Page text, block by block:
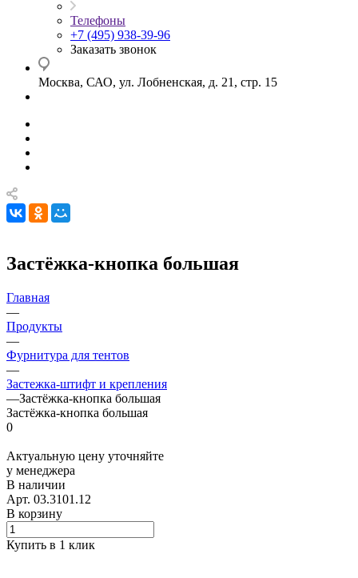
Телефоны
+7 (495) 938-39-96
Заказать звонок
Москва, САО, ул. Лобненская, д. 21, стр. 15
Застёжка-кнопка большая
Главная
—
Продукты
—
Фурнитура для тентов
—
Застежка-штифт и крепления
—Застёжка-кнопка большая
Застёжка-кнопка большая
0
Актуальную цену уточняйте
у менеджера
В наличии
Арт. 03.3101.12
В корзину
Купить в 1 клик